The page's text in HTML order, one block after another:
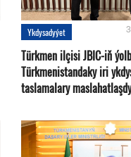
Ykdysadyýet
Türkmen ilçisi JBIC-iň
Türkmenistandaky iri
taslamalary maslahatlaşdy